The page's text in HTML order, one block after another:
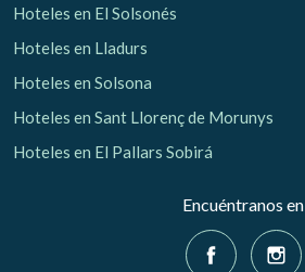
Hoteles en El Solsonés
Hoteles en Lladurs
Hoteles en Solsona
Hoteles en Sant Llorenç de Morunys
Hoteles en El Pallars Sobirá
Encuéntranos en